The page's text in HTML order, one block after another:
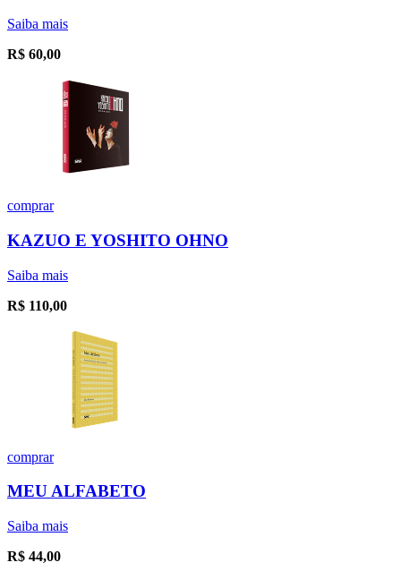
Saiba mais
R$ 60,00
comprar
KAZUO E YOSHITO OHNO
Saiba mais
R$ 110,00
comprar
MEU ALFABETO
Saiba mais
R$ 44,00